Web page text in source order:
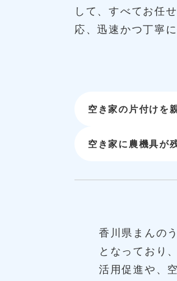
して、すべてお任
応、迅速かつ丁寧
空き家の片付けを
空き家に農機具が
香川県まんの
となっており
活用促進や、